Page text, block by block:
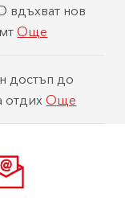
вдъхват нов
Още
достъп до
отдихОще